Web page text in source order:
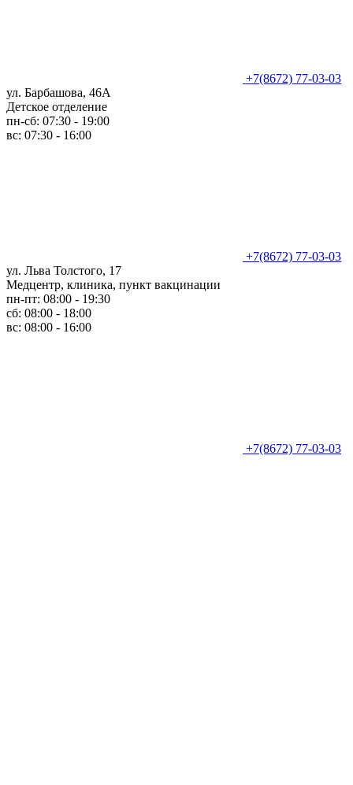
+7(8672) 77-03-03
ул. Барбашова, 46А
Детское отделение
пн-сб: 07:30 - 19:00
вс: 07:30 - 16:00
+7(8672) 77-03-03
ул. Льва Толстого, 17
Медцентр, клиника, пункт вакцинации
пн-пт: 08:00 - 19:30
сб: 08:00 - 18:00
вс: 08:00 - 16:00
+7(8672) 77-03-03